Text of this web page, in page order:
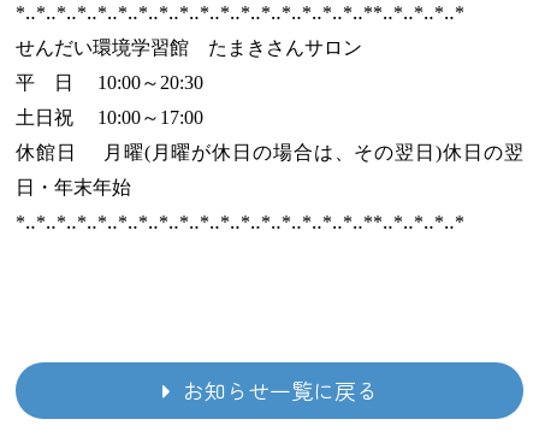
*‥*‥*‥*‥*‥*‥*‥*‥*‥*‥*‥*‥*‥*‥*‥*‥*‥**‥*‥*‥*‥*
せんだい環境学習館 たまきさんサロン
平 日 10:00～20:30
土日祝 10:00～17:00
休館日 月曜(月曜が休日の場合は、その翌日)休日の翌
日・年末年始
*‥*‥*‥*‥*‥*‥*‥*‥*‥*‥*‥*‥*‥*‥*‥*‥*‥**‥*‥*‥*‥*
お知らせ一覧に戻る